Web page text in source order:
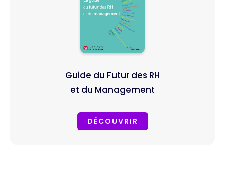
Guide du Futur des RH
et du Management
DÉCOUVRIR